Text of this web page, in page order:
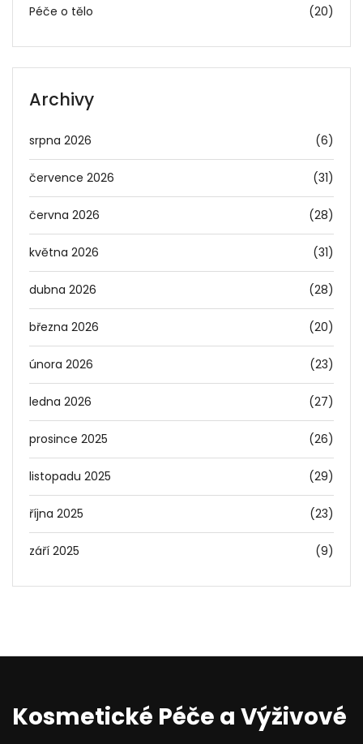
Péče o tělo (20)
Archivy
srpna 2026 (6)
července 2026 (31)
června 2026 (28)
května 2026 (31)
dubna 2026 (28)
března 2026 (20)
února 2026 (23)
ledna 2026 (27)
prosince 2025 (26)
listopadu 2025 (29)
října 2025 (23)
září 2025 (9)
Kosmetické Péče a Výživové